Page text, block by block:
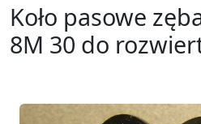
Koło pasowe
8M 30 do